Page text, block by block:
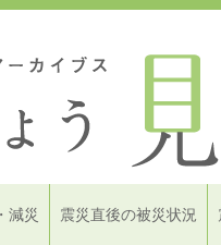
減災 震災直後の被災状況